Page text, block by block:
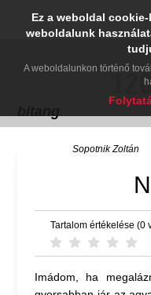
Sopotnik Zoltán
Tartalom értékelése (0
Imádom, ha
Ez a weboldal
weboldalunk
A weboldalunkon történő